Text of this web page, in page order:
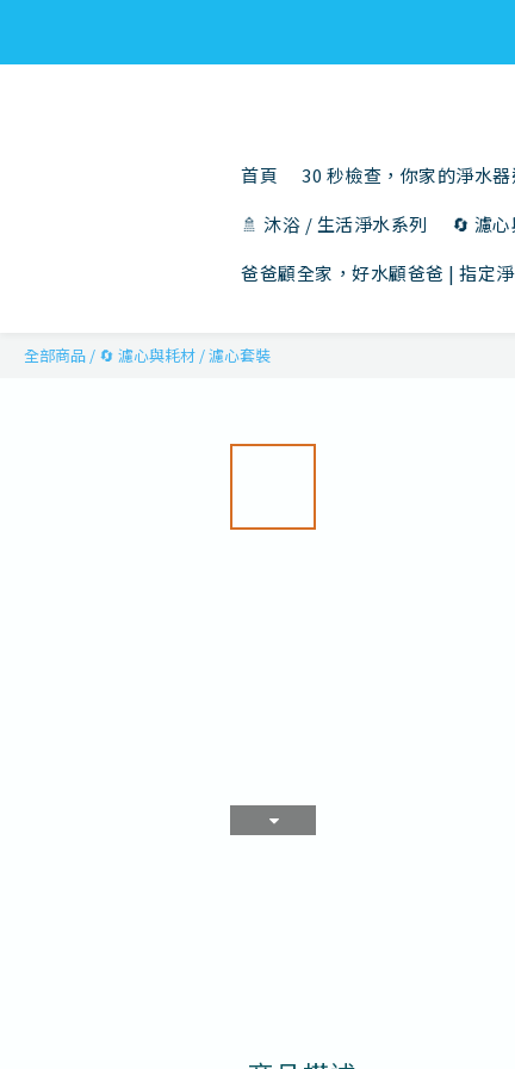
首頁 30 秒檢查，你家的淨水器
🚿 沐浴 / 生活淨水系列
🔄 濾
爸爸顧全家，好水顧爸爸 | 指定
全部商品 / 🔄 濾心與耗材 /濾心套裝